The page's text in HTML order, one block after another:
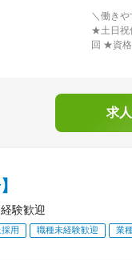
＼働き
★土日祝
回 ★資
求
験歓迎
用 職種未経験歓迎 業